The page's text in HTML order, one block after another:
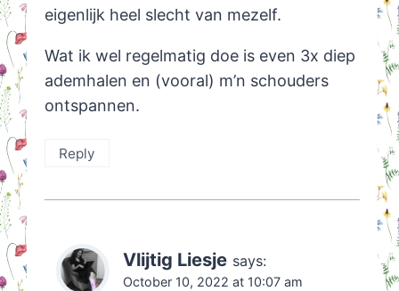
eigenlijk heel slecht van mezelf.
Wat ik wel regelmatig doe is even 3x diep
ademhalen en (vooral) m’n schouders
ontspannen.
Reply
Vlijtig Liesje says:
October 10, 2022 at 10:07 am